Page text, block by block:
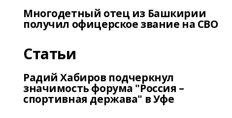
Многодетный отец из Башкирии
получил офицерское звание на СВО
Статьи
Радий Хабиров подчеркнул
значимость форума "Россия –
спортивная держава" в Уфе